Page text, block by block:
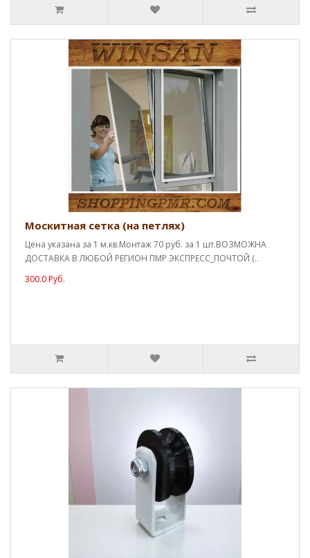
Москитная сетка (на петлях)
Цена указана за 1 м.кв.Монтаж 70 руб. за 1 шт.ВОЗМОЖНА
ДОСТАВКА В ЛЮБОЙ РЕГИОН ПМР ЭКСПРЕСС_ПОЧТОЙ (..
300.0 Руб.